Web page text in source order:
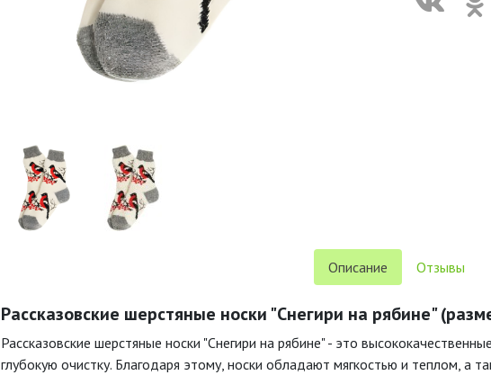
Описание Отзывы
Рассказовские шерстяные носки "Снегири на рябине"
Рассказовские шерстяные носки "Снегири на рябине" - это
глубокую очистку. Благодаря этому, носки обладают мягкостью и теплом, а